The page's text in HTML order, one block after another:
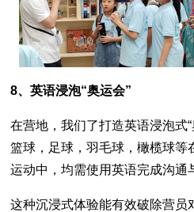
8、英语浸泡“奥运会”
在营地，我们了打造英语浸泡式
篮球，足球，羽毛球，橄榄球等
运动中，均需使用英语完成沟通
这种沉浸式体验能有效破除营员